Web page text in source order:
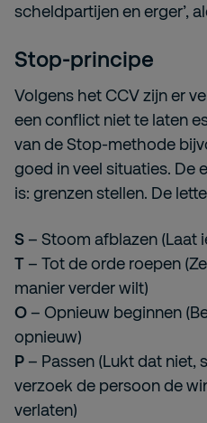
scheldpartijen en erger’,
Stop-principe
Volgens het CCV zijn er
een conflict niet te laten
van de Stop-methode
goed in veel situaties. De
is: grenzen stellen. De
S – Stoom afblazen (Laat
T – Tot de orde roepen
manier verder wilt)
O – Opnieuw beginnen
opnieuw)
P – Passen (Lukt dat niet,
verzoek de persoon de
verlaten)